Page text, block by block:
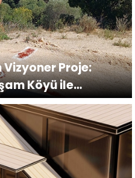
Proje:
Köyü ile